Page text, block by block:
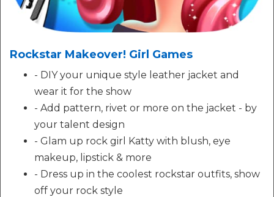
Rockstar Makeover! Girl Games
- DIY your unique style leather jacket and
wear it for the show
- Add pattern, rivet or more on the jacket - by
your talent design
- Glam up rock girl Katty with blush, eye
makeup, lipstick & more
- Dress up in the coolest rockstar outfits, show
off your rock style